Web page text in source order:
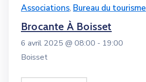
Associations, Bureau du tourisme
Brocante À Boisset
6 avril 2025 @ 08:00 - 19:00
Boisset